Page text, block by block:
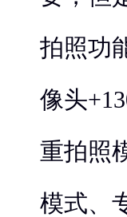
拍照功
像头
重拍照
模式、